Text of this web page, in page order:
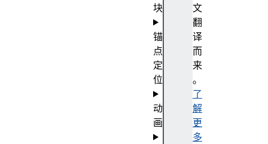
文
翻
译
而
来
。
了
解
更
多
块
锚
点
定
位
动
画